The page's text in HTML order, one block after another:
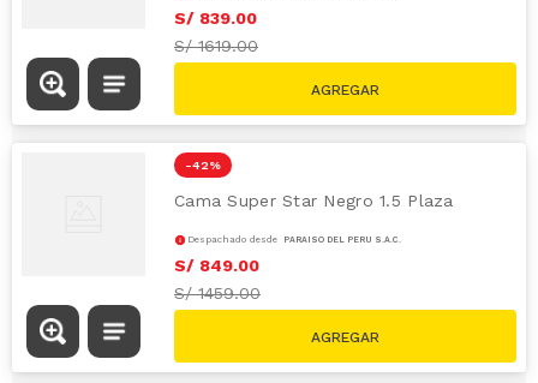
S/ 839.00
S/1619.00
-42 %
Cama Super Star Negro 1.5 Plaza
Despachado desde PARAÍSO DEL PERÚ S.A.C.
S/ 849.00
S/1459.00